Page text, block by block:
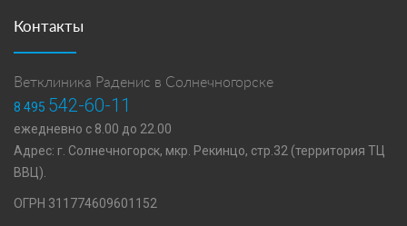
Контакты
Ветклиника Раденис в Солнечногорске
8 495 542-60-11
ежедневно с 8.00 до 22.00
Адрес: г. Солнечногорск, мкр. Рекинцо, стр.32 (территория ТЦ
ВВЦ).
ОГРН 311774609601152